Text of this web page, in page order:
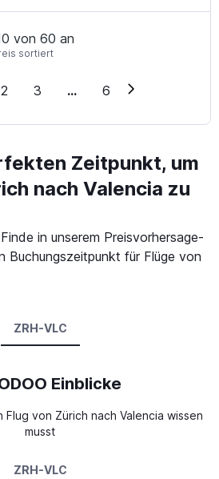
von 60 an
sortiert
2 3 ... 6
Zeitpunkt, um
nach Valencia zu
in unserem Preisvorhersage-
Buchungszeitpunkt für Flüge von
ZRH-VLC
Einblicke
von Zürich nach Valencia wissen
musst
ZRH-VLC